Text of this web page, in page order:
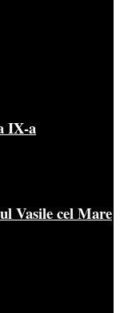
IX-a
Vasile cel Mare